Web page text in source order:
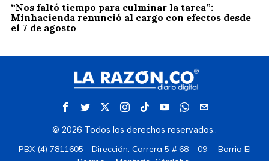
“Nos faltó tiempo para culminar la tarea”:
Minhacienda renunció al cargo con efectos desde
el 7 de agosto
© 2026 Todos los derechos reservados..
PBX (4) 7811605 - Dirección: Carrera 5 # 68 – 09 —Barrio El